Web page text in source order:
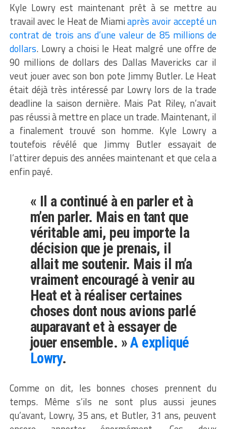
Kyle Lowry est maintenant prêt à se mettre au
travail avec le Heat de Miamiaprès avoir accepté un
contrat de trois ans d’une valeur de 85 millions de
dollars. Lowry a choisi le Heat malgré une offre de
90 millions de dollars des Dallas Mavericks car il
veut jouer avec son bon pote Jimmy Butler. Le Heat
était déjà très intéressé par Lowry lors de la trade
deadline la saison dernière. Mais Pat Riley, n’avait
pas réussi à mettre en place un trade. Maintenant, il
a finalement trouvé son homme. Kyle Lowry a
toutefois révélé que Jimmy Butler essayait de
l’attirer depuis des années maintenant et que cela a
enfin payé.
« Il a continué à en parler et à
m’en parler. Mais en tant que
véritable ami, peu importe la
décision que je prenais, il
allait me soutenir. Mais il m’a
vraiment encouragé à venir au
Heat et à réaliser certaines
choses dont nous avions parlé
auparavant et à essayer de
jouer ensemble. »A expliqué
Lowry.
Comme on dit, les bonnes choses prennent du
temps. Même s’ils ne sont plus aussi jeunes
qu’avant, Lowry, 35 ans, et Butler, 31 ans, peuvent